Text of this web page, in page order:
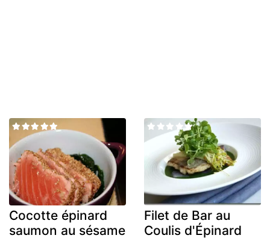
Cocotte épinard
saumon au sésame
Filet de Bar au
Coulis d'Épinard